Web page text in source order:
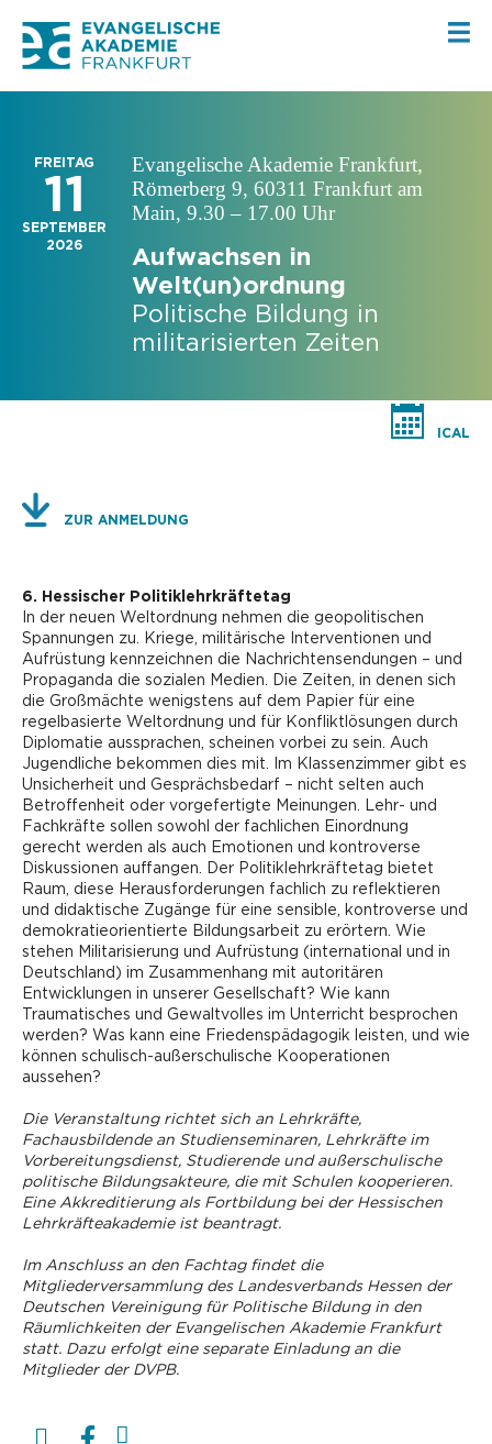
FREITAG
11
SEPTEMBER
2026
Evangelische Akademie Frankfurt,
Römerberg 9, 60311 Frankfurt am
Main, 9.30 – 17.00 Uhr
Aufwachsen in
Welt(un)ordnung
Politische Bildung in
militarisierten Zeiten
ICAL
ZUR ANMELDUNG
6. Hessischer Politiklehrkräftetag
In der neuen Weltordnung nehmen die geopolitischen
Spannungen zu. Kriege, militärische Interventionen und
Aufrüstung kennzeichnen die Nachrichtensendungen – und
Propaganda die sozialen Medien. Die Zeiten, in denen sich
die Großmächte wenigstens auf dem Papier für eine
regelbasierte Weltordnung und für Konfliktlösungen durch
Diplomatie aussprachen, scheinen vorbei zu sein. Auch
Jugendliche bekommen dies mit. Im Klassenzimmer gibt es
Unsicherheit und Gesprächsbedarf – nicht selten auch
Betroffenheit oder vorgefertigte Meinungen. Lehr- und
Fachkräfte sollen sowohl der fachlichen Einordnung
gerecht werden als auch Emotionen und kontroverse
Diskussionen auffangen. Der Politiklehrkräftetag bietet
Raum, diese Herausforderungen fachlich zu reflektieren
und didaktische Zugänge für eine sensible, kontroverse und
demokratieorientierte Bildungsarbeit zu erörtern. Wie
stehen Militarisierung und Aufrüstung (international und in
Deutschland) im Zusammenhang mit autoritären
Entwicklungen in unserer Gesellschaft? Wie kann
Traumatisches und Gewaltvolles im Unterricht besprochen
werden? Was kann eine Friedenspädagogik leisten, und wie
können schulisch-außerschulische Kooperationen
aussehen?
Die Veranstaltung richtet sich an Lehrkräfte,
Fachausbildende an Studienseminaren, Lehrkräfte im
Vorbereitungsdienst, ­Studierende und außerschulische
politische Bildungsakteure, die mit Schulen kooperieren.
Eine Akkreditierung als Fortbildung bei der Hessischen
Lehrkräfteakademie ist beantragt.
Im Anschluss an den Fachtag findet die
Mitgliederversammlung des Landesverbands Hessen der
Deutschen Vereinigung für Politische Bildung in den
Räumlichkeiten der Evangelischen Akademie Frankfurt
statt. Dazu erfolgt eine separate Einladung an die
Mitglieder der DVPB.